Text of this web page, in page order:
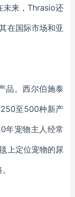
未来， Thrasio还
在国际市场和亚
品。西尔伯施泰
至500种新产
年宠物主人经常
上定位宠物的尿
。